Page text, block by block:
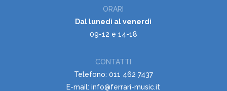
ORARI
Dal lunedì al venerdì
09-12 e 14-18
CONTATTI
Telefono: 011 462 7437
E-mail: info@ferrari-music.it